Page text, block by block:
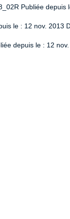
Publiée
le : 12 nov. 2013
depuis le : 12